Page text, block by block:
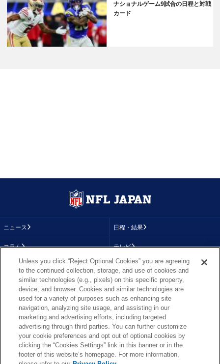
ナショナルゲーム9試合の日程と対戦
カード
ニュース 日程・結果
コラム テレビ
順位表
About NFL
More NFL 特集
TOP お問い合わせ FAQ
Unless you click “Reject Optional Cookies” you are agreeing
to the continued collection, storage, and use of cookies and
similar technologies (e.g., pixels) on this specific property,
device, and browser. Cookies and similar technologies are
used for a variety of purposes such as enhancing site
navigation, analyzing site usage, and assisting in our
marketing and advertising efforts, including targeted
advertising through third parties. You can further customize
your cookie preferences and opt out of optional cookies by
clicking the “Cookies Settings” link in this banner or in the
footer of this website’s homepage. For more information,